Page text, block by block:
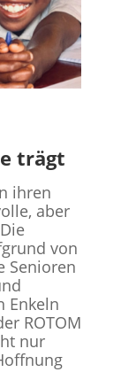
trägt
ihren
aber
von
Senioren
Enkeln
ROTOM
nur